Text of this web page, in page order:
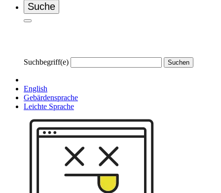
Suche
Suchbegriff(e) Suchen
English
Gebärdensprache
Leichte Sprache